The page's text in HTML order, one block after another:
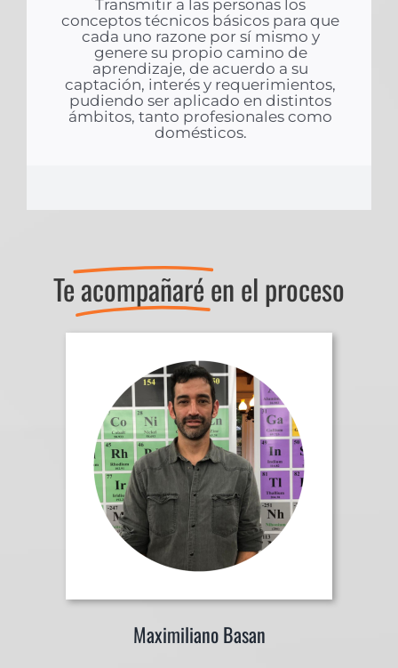
Transmitir a las personas los
conceptos técnicos básicos para que
cada uno razone por sí mismo y
genere su propio camino de
aprendizaje, de acuerdo a su
captación, interés y requerimientos,
pudiendo ser aplicado en distintos
ámbitos, tanto profesionales como
domésticos.
Teacompañaréen el proceso
Maximiliano Basan